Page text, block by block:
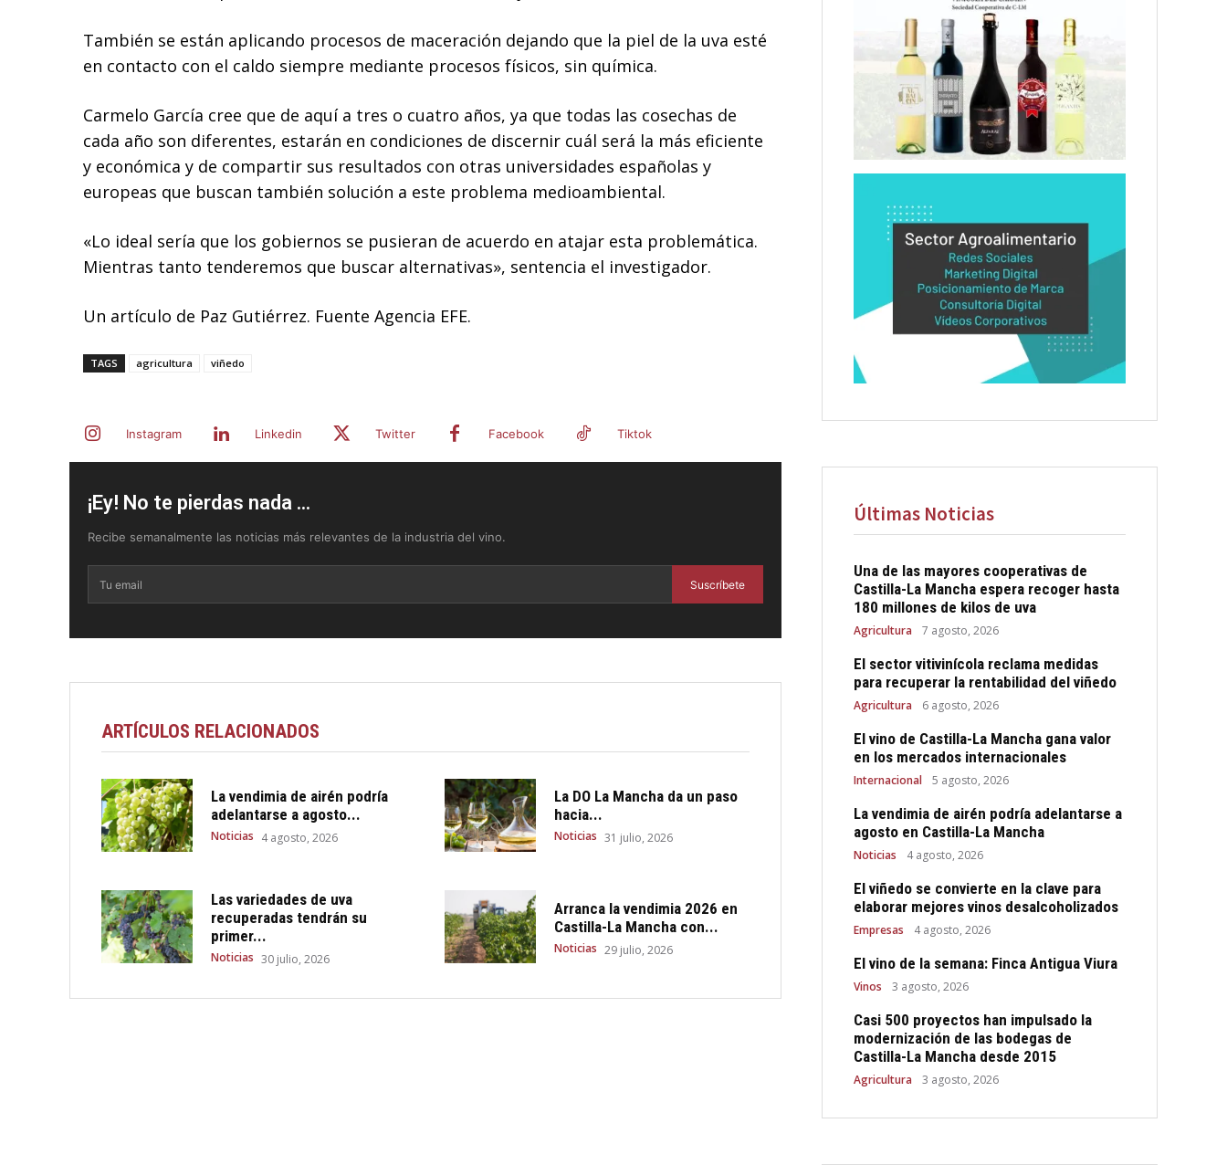
También se están aplicando procesos de maceración dejando que la piel de la uva esté
en contacto con el caldo siempre mediante procesos físicos, sin química.
Carmelo García cree que de aquí a tres o cuatro años, ya que todas las cosechas de
cada año son diferentes, estarán en condiciones de discernir cuál será la más eficiente
y económica y de compartir sus resultados con otras universidades españolas y
europeas que buscan también solución a este problema medioambiental.
«Lo ideal sería que los gobiernos se pusieran de acuerdo en atajar esta problemática.
Mientras tanto tenderemos que buscar alternativas», sentencia el investigador.
Un artículo de Paz Gutiérrez. Fuente Agencia EFE.
TAGS agricultura viñedo
Instagram Linkedin Twitter Facebook Tiktok
¡Ey! No te pierdas nada ...
Recibe semanalmente las noticias más relevantes de la industria del vino.
Suscríbete
ARTÍCULOS RELACIONADOS
La vendimia de airén podría
adelantarse a agosto...
Noticias 4 agosto, 2026
La DO La Mancha da un paso
hacia...
Noticias 31 julio, 2026
Las variedades de uva
recuperadas tendrán su
primer...
Noticias 30 julio, 2026
Arranca la vendimia 2026 en
Castilla-La Mancha con...
Noticias 29 julio, 2026
Últimas Noticias
Una de las mayores cooperativas de
Castilla-La Mancha espera recoger hasta
180 millones de kilos de uva
Agricultura 7 agosto, 2026
El sector vitivinícola reclama medidas
para recuperar la rentabilidad del viñedo
Agricultura 6 agosto, 2026
El vino de Castilla-La Mancha gana valor
en los mercados internacionales
Internacional 5 agosto, 2026
La vendimia de airén podría adelantarse a
agosto en Castilla-La Mancha
Noticias 4 agosto, 2026
El viñedo se convierte en la clave para
elaborar mejores vinos desalcoholizados
Empresas 4 agosto, 2026
El vino de la semana: Finca Antigua Viura
Vinos 3 agosto, 2026
Casi 500 proyectos han impulsado la
modernización de las bodegas de
Castilla-La Mancha desde 2015
Agricultura 3 agosto, 2026